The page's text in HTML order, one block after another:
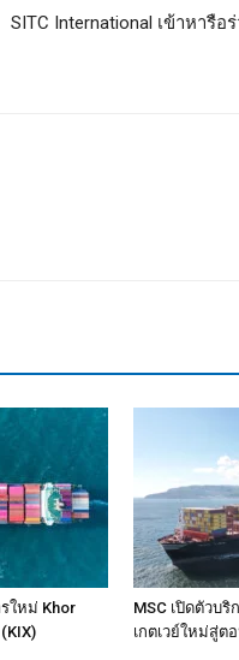
SITC International เข้าหารื
ใหม่ Khor
MSC เปิดตัวบริ
เกตเวย์ใหม่สู่